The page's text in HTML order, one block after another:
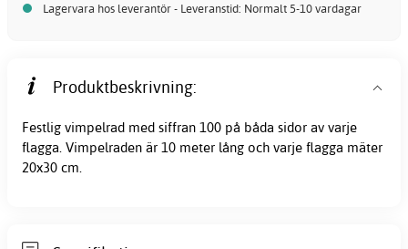
Lagervara hos leverantör - Leveranstid: Normalt 5-10 vardagar
Produktbeskrivning:
Festlig vimpelrad med siffran 100 på båda sidor av varje
flagga. Vimpelraden är 10 meter lång och varje flagga mäter
20x30 cm.